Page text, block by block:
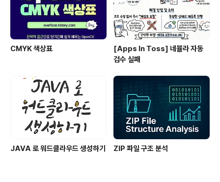
CMYK 색상표
[Apps In Toss] 네뷸라 자동
검수 실패
JAVA 로 워드클라우드 생성하기 ZIP 파일 구조 분석